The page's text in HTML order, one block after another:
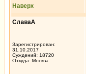
Наверх
СлаваА
Зарегистрирован:
31.10.2017
Суждений: 18720
Откуда: Москва